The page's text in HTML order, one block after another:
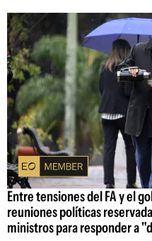
Entre tensiones del FA y el
reuniones políticas
ministros para responder a